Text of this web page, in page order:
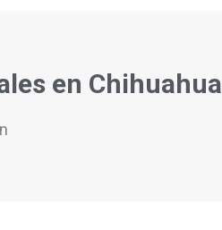
en Chihuahua